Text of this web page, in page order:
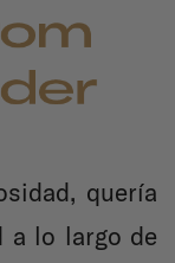
quería
a lo largo de